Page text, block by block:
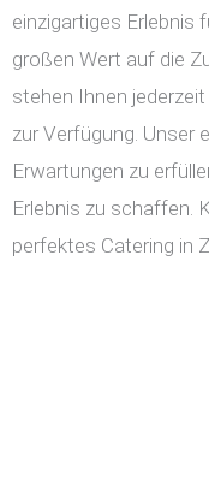
einzigartiges Erlebnis
großen Wert auf die
stehen Ihnen
zur Verfügung. Unser
Erwartungen zu
Erlebnis zu schaffen.
perfektes Catering in